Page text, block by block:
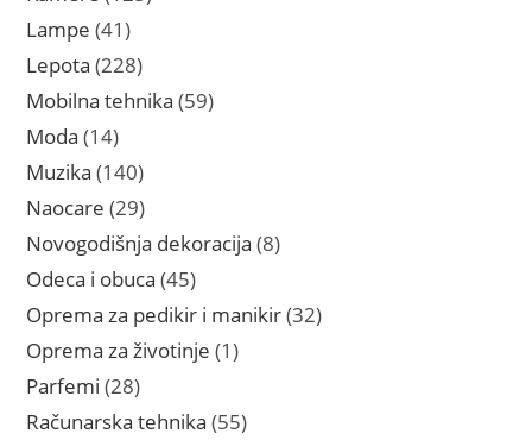
Lampe 4141
proizvod
Lepota 228228
proizvoda
Mobilna tehnika 5959
Moda 1414
proizvoda
Muzika 140140
proizvoda
Naocare 2929
proizvoda
Novogodišnja dekoracija 88
Odeca i obuca 4545
proizvoda
Oprema za pedikir i manikir 3232
Oprema za životinje 11
Parfemi 2828
proizvoda
Računarska tehnika 5555